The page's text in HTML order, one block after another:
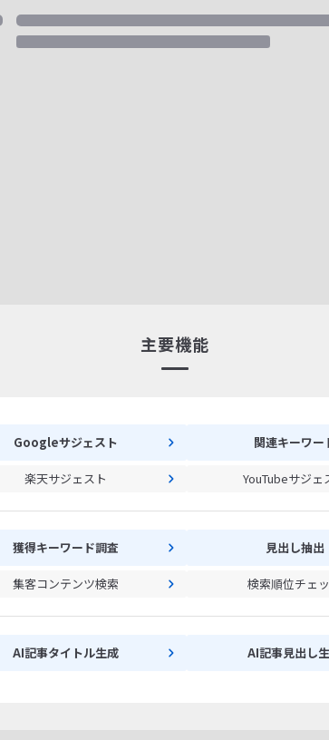
主要機能
Googleサジェスト 関連キーワー
楽天サジェスト YouTubeサジェ
獲得キーワード調査 見出し抽出
集客コンテンツ検索 検索順位チェ
AI記事タイトル生成 AI記事見出し